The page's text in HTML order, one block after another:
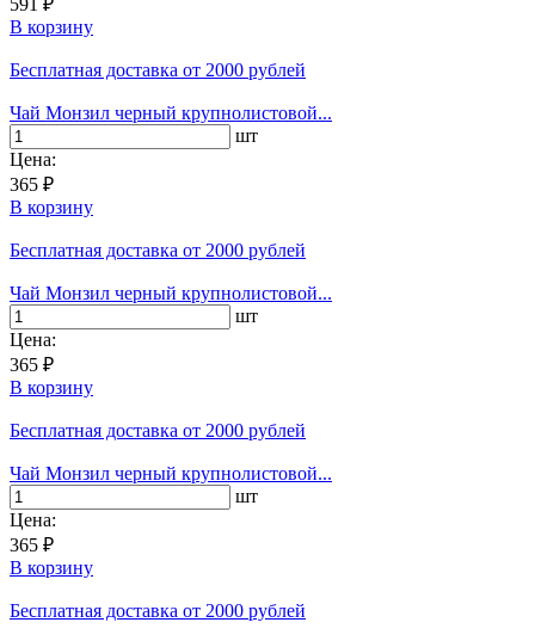
В корзину
Бесплатная доставка от 2000 рублей
Чай Монзил черный крупнолистовой...
шт
Цена:
365 ₽
В корзину
Бесплатная доставка от 2000 рублей
Чай Монзил черный крупнолистовой...
шт
Цена:
365 ₽
В корзину
Бесплатная доставка от 2000 рублей
Чай Монзил черный крупнолистовой...
шт
Цена:
365 ₽
В корзину
Бесплатная доставка от 2000 рублей